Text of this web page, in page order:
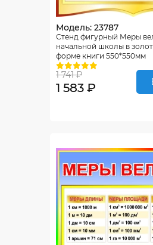
Модель: 23787
Стенд фигурный Меры
начальной школы в
форме книги 550*550мм
1 741 ₽
1 583 ₽